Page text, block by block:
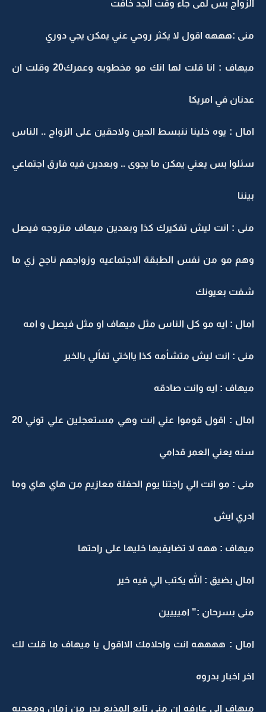
الزواج بس لمى جاء وقت الجد خافت
منى :هههه اقول لا يكثر روحي عني يمكن يجي دوري
ميهاف : انا قلت لها انك مو مخطوبه وعمرك20 وقلت ان
عدنان في امريكا
امال : يوه خلينا ننبسط الحين ولاحقين على الزواج .. الناس
سئلوا بس يعني يمكن ما يجوى .. وبعدين فيه فارق اجتماعي
بيننا
منى : انت ليش تفكيرك كذا وبعدين ميهاف متزوجه فيصل
وهم مو من نفس الطبقة الاجتماعيه وزواجهم ناجح زي ما
شفت بعيونك
امال : ايه مو كل الناس مثل ميهاف او مثل فيصل و امه
منى : انت ليش متشأمه كذا يااختي تفألي بالخير
ميهاف : ايه وانت صادقه
امال : اقول قوموا عني انت وهي مستعجلين علي توني 20
سنه يعني العمر قدامي
منى : مو انت الي راجتنا يوم الحفلة معازيم من هاي هاي وما
ادري ايش
ميهاف : ههه لا تضايقيها خليها على راحتها
امال بضيق : الله يكتب الي فيه خير
منى بسرحان :" اميييين
امال : ههههه انت واحلامك الااقول يا ميهاف ما قلت لك
اخر اخبار بدروه
ميهاف الي عارفه ان منى تابع المذيع بدر من زمان ومعجبه